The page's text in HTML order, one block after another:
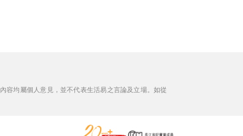
容均屬個人意見，並不代表生活易之言論及立場。如從